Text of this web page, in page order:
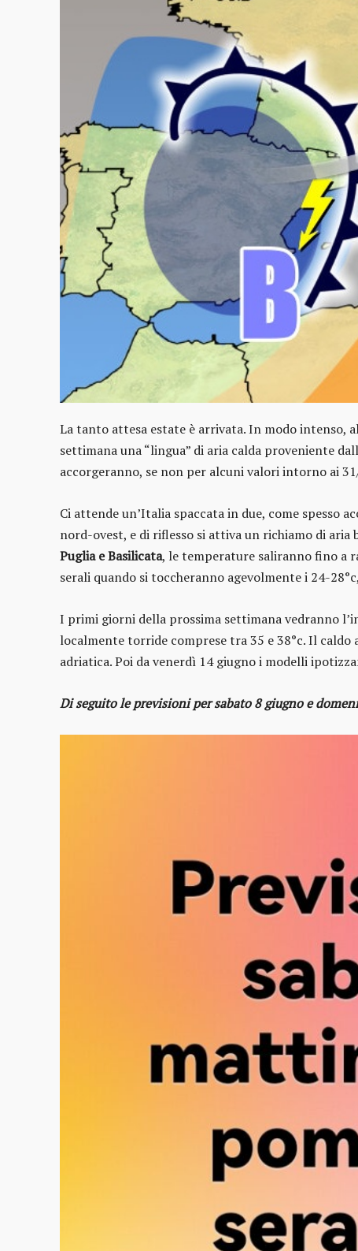
La tanto attesa estate è arrivata. In modo intenso,
settimana una “lingua” di aria calda proveniente
accorgeranno, se non per alcuni valori intorno ai
Ci attende un’Italia spaccata in due, come spesso
nord-ovest, e di riflesso si attiva un richiamo di
Puglia e Basilicata, le temperature saliranno fino a
serali quando si toccheranno agevolmente i 24-
I primi giorni della prossima settimana vedranno
localmente torride comprese tra 35 e 38°c. Il caldo
adriatica. Poi da venerdì 14 giugno i modelli
Di seguito le previsioni per sabato 8 giugno e